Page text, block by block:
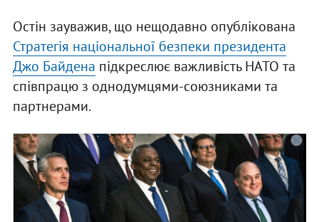
Остін зауважив, що нещодавно опублікована
Стратегія національної безпеки президента
Джо Байдена підкреслює важливість НАТО та
співпрацю з однодумцями-союзниками та
партнерами.